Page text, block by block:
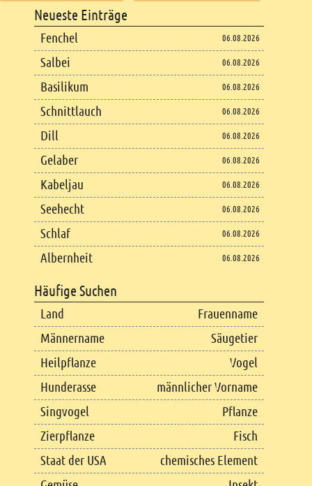
Footer content
Neueste Einträge
Fenchel 06.08.2026
Salbei 06.08.2026
Basilikum 06.08.2026
Schnittlauch 06.08.2026
Dill 06.08.2026
Gelaber 06.08.2026
Kabeljau 06.08.2026
Seehecht 06.08.2026
Schlaf 06.08.2026
Albernheit 06.08.2026
Häufige Suchen
Land
Frauenname
Männername
Säugetier
Heilpflanze
Vogel
Hunderasse
männlicher Vorname
Singvogel
Pflanze
Zierpflanze
Fisch
Staat der USA
chemisches Element